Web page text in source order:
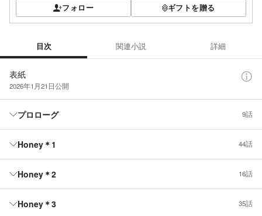
フォロー ギフトを贈る
目次 関連小説 詳細
表紙
2026年1月21日公開
プロローグ 9話
Honey＊1 44話
Honey＊2 16話
Honey＊3 35話